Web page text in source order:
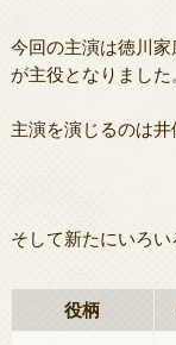
今回の主演は徳川
が主役となりました
主演を演じるのは井
そして新たにいろい
役柄